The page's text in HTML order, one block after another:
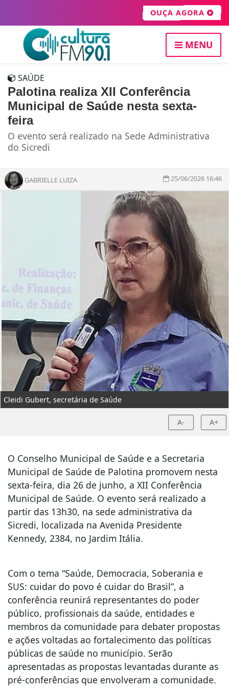
OUÇA AGORA
MENU
SAÚDE
Palotina realiza XII Conferência
Municipal de Saúde nesta sexta-
feira
O evento será realizado na Sede Administrativa
do Sicredi
GABRIELLE LUIZA 25/06/2026 16:46
Cleidi Gubert, secretária de Saúde
A- A+
O Conselho Municipal de Saúde e a Secretaria
Municipal de Saúde de Palotina promovem nesta
sexta-feira, dia 26 de junho, a XII Conferência
Municipal de Saúde. O evento será realizado a
partir das 13h30, na sede administrativa da
Sicredi, localizada na Avenida Presidente
Kennedy, 2384, no Jardim Itália.
Com o tema “Saúde, Democracia, Soberania e
SUS: cuidar do povo é cuidar do Brasil”, a
conferência reunirá representantes do poder
público, profissionais da saúde, entidades e
membros da comunidade para debater propostas
e ações voltadas ao fortalecimento das políticas
públicas de saúde no município. Serão
apresentadas as propostas levantadas durante as
pré-conferências que envolveram a comunidade.